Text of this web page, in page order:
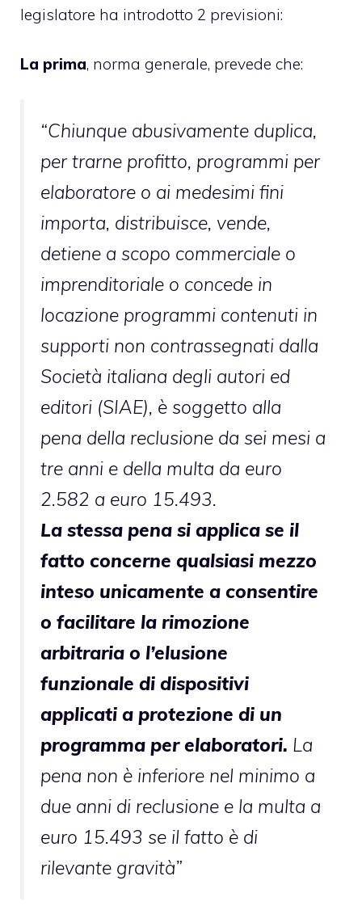
legislatore ha introdotto 2 previsioni:
La prima, norma generale, prevede che:
“Chiunque abusivamente duplica,
per trarne profitto, programmi per
elaboratore o ai medesimi fini
importa, distribuisce, vende,
detiene a scopo commerciale o
imprenditoriale o concede in
locazione programmi contenuti in
supporti non contrassegnati dalla
Società italiana degli autori ed
editori (SIAE), è soggetto alla
pena della reclusione da sei mesi a
tre anni e della multa da euro
2.582 a euro 15.493.
La stessa pena si applica se il
fatto concerne qualsiasi mezzo
inteso unicamente a consentire
o facilitare la rimozione
arbitraria o l’elusione
funzionale di dispositivi
applicati a protezione di un
programma per elaboratori. La
pena non è inferiore nel minimo a
due anni di reclusione e la multa a
euro 15.493 se il fatto è di
rilevante gravità”